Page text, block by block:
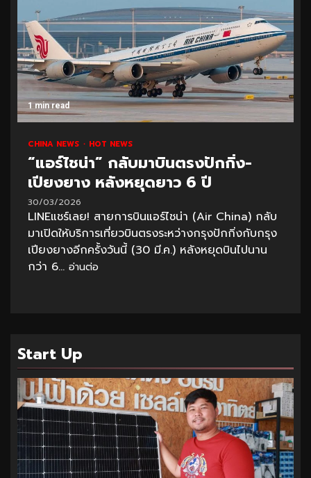
1 min read
CHINA NEWS HOT NEWS
“แอร์ไชน่า” กลับมาบินตรงปักกิ่ง-
เปียงยาง หลังหยุดยาว 6 ปี
30/03/2026
LINEแชร์เลย! สายการบินแอร์ไชน่า (Air China) กลับ
มาเปิดให้บริการเที่ยวบินตรงระหว่างกรุงปักกิ่งกับกรุง
เปียงยางอีกครั้งวันนี้ (30 มี.ค.) หลังหยุดบินไปนาน
กว่า 6... อ่านต่อ
Start Up